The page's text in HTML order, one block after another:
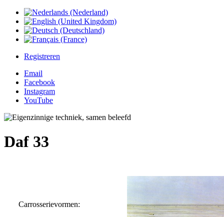
Registreren
Email
Facebook
Instagram
YouTube
Daf 33
Carrosserievormen: